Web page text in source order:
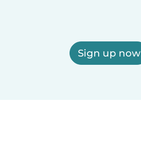
Sign up now